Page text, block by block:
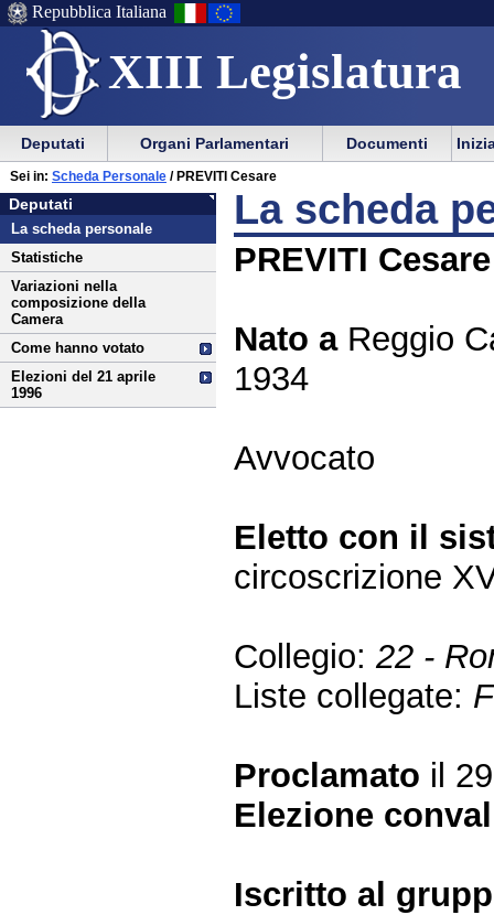
XIII Legislatura
Menu
di
ausilio
alla
navigazione
Vai
Menu
di
navigazione
principale
Repubblica Italiana
Menu
di
navigazione
principale
Vai
menu
di
sezione
Deputati Organi Parlamentari Documenti
Deputati
Vai
al
contenuto
Deputati
La scheda personale
Statistiche
Variazioni nella
composizione della
Camera
Come hanno votato
Elezioni del 21 aprile
1996
Sei in: Scheda Personale / PREVITI Cesare
La scheda
PREVITI Cesare
Nato aReggio
1934
Avvocato
Eletto con il
circoscrizione
Collegio:22 -
Liste collegate:
Proclamato il
Elezione
Iscritto al